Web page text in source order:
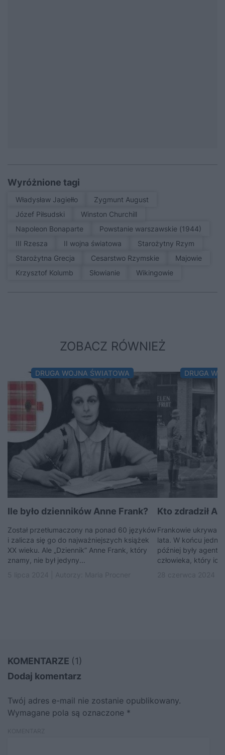
Wyróżnione tagi
Władysław Jagiełło
Zygmunt August
Józef Piłsudski
Winston Churchill
Napoleon Bonaparte
Powstanie warszawskie (1944)
III Rzesza
II wojna światowa
Starożytny Rzym
Starożytna Grecja
Cesarstwo Rzymskie
Majowie
Krzysztof Kolumb
Słowianie Wikingowie
ZOBACZ RÓWNIEŻ
DRUGA WOJNA ŚWIATOWA
Ile było dzienników Anne Frank?
Został przetłumaczony na ponad 60 języków
i zalicza się go do najważniejszych książek
XX wieku. Ale „Dziennik” Anne Frank, który
znamy, nie był jedyny...
DRUGA
Kto zdradził
Frankowie ukrywali
lata. W końcu
później były agent
człowieka, który ich
KOMENTARZE (1)
Dodaj komentarz
Twój adres e-mail nie zostanie opublikowany.
Wymagane pola są oznaczone *